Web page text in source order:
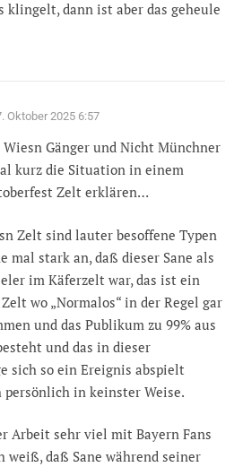
klingelt, dann ist aber das geheule
Oktober 2025 6:57
Gänger und Nicht Münchner
kurz die Situation in einem
Zelt erklären…
Zelt sind lauter besoffene Typen
mal stark an, daß dieser Sane als
im Käferzelt war, das ist ein
wo „Normalos“ in der Regel gar
und das Publikum zu 99% aus
und das in dieser
sich so ein Ereignis abspielt
in keinster Weise.
Arbeit sehr viel mit Bayern Fans
weiß, daß Sane während seiner